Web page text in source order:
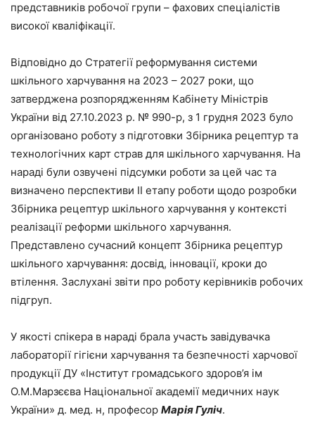
представників робочої групи – фахових спеціалістів
високої кваліфікації.
Відповідно до Стратегії реформування системи
шкільного харчування на 2023 – 2027 роки, що
затверджена розпорядженням Кабінету Міністрів
України від 27.10.2023 р. № 990-р, з 1 грудня 2023 було
організовано роботу з підготовки Збірника рецептур та
технологічних карт страв для шкільного харчування. На
нараді були озвучені підсумки роботи за цей час та
визначено перспективи ІІ етапу роботи щодо розробки
Збірника рецептур шкільного харчування у контексті
реалізації реформи шкільного харчування.
Представлено сучасний концепт Збірника рецептур
шкільного харчування: досвід, інновації, кроки до
втілення. Заслухані звіти про роботу керівників робочих
підгруп.
У якості спікера в нараді брала участь завідувачка
лабораторії гігієни харчування та безпечності харчової
продукції ДУ «Інститут громадського здоров’я ім
О.М.Марзєєва Національної академії медичних наук
України» д. мед. н, професор Марія Гуліч.